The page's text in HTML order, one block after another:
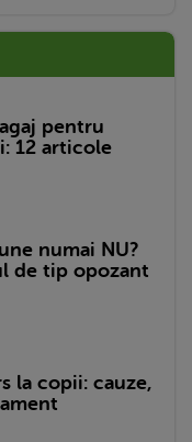
pentru
12 articole
numai NU?
de tip opozant
la copii: cauze,